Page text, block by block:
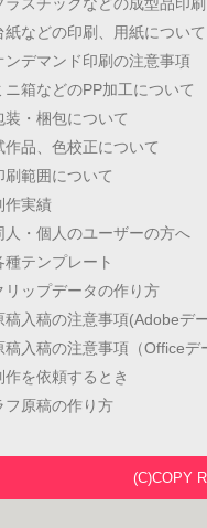
ラスチックなどの成型品印
紙などの印刷、用紙について
ンデマンド印刷の注意事項
ニ箱などのPP加工について
装・梱包について
作品、色校正について
刷範囲について
作実績
人・個人のユーザーの方へ
種テンプレート
リップデータの作り方
稿入稿の注意事項(Adobeデ
稿入稿の注意事項（Officeデ
作を依頼するとき
フ原稿の作り方
(C)COPY